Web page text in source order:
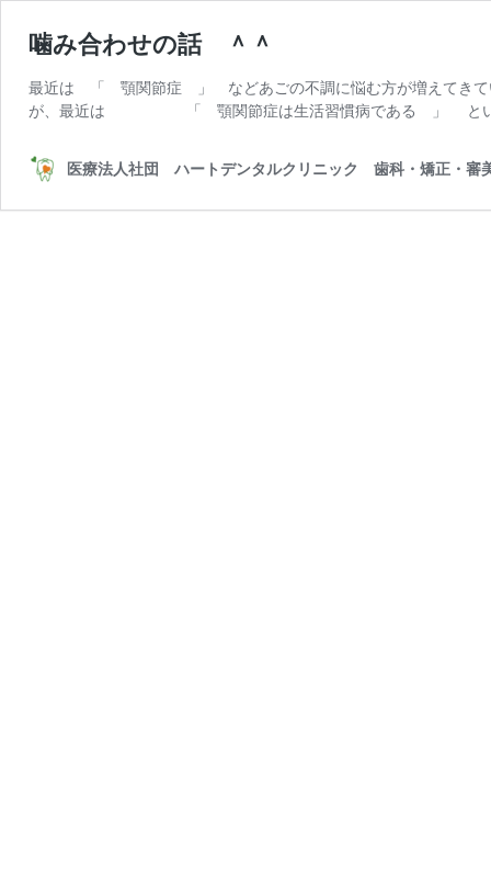
噛み合わせの話 ＾＾
最近は 「 顎関節症 」 などあごの不調に悩む方が増えてきて
が、最近は 「 顎関節症は生活習慣病である 」 とい
医療法人社団 ハートデンタルクリニック 歯科・矯正・審